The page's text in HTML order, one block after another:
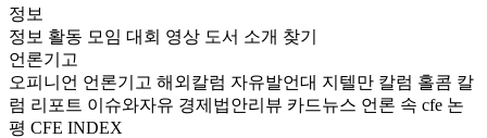
정보
정보 활동 모임 대회 영상 도서 소개 찾기
언론기고
오피니언 언론기고 해외칼럼 자유발언대 지텔만 칼럼 홀콤 칼
럼 리포트 이슈와자유 경제법안리뷰 카드뉴스 언론 속 cfe 논
평 CFE INDEX